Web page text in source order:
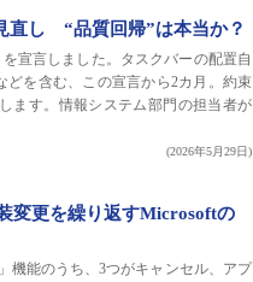
直し “品質回帰”は本当か？
宣言しました。タスクバーの配置自
どを含む、この宣言から2カ月。約束
ます。情報システム部門の担当者が
(2026年5月29日)
変更を繰り返すMicrosoftの
機能のうち、3つがキャンセル、アプ